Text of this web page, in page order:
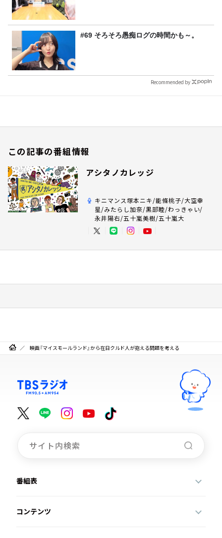
#69 そろそろ愚痴ログの時間かも～。
Recommended by
この記事の番組情報
アシタノカレッジ
キニマンス塚本ニキ/能條桃子/大空幸
星/みたらし加奈/黒部睦/わっきゃい/
永井陽右/五十嵐美樹/五十嵐大
映画『マイスモールランド』から在日クルド人が抱える問題を考える
番組表
コンテンツ